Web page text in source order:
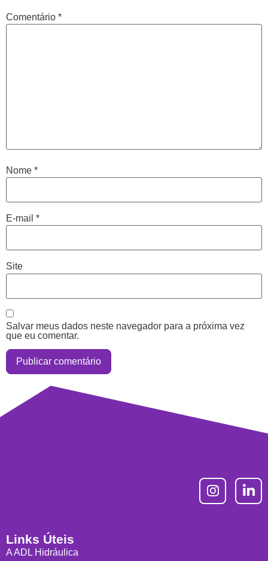
Comentário *
Nome *
E-mail *
Site
Salvar meus dados neste navegador para a próxima vez
que eu comentar.
Links Úteis
A ADL Hidráulica